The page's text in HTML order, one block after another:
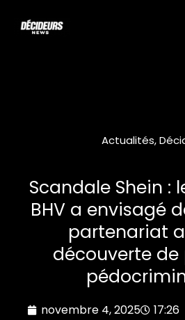
Actualités,
Scandale Shein :
BHV a envisagé
partenariat
découverte de
novembre 4, 2025 17:26